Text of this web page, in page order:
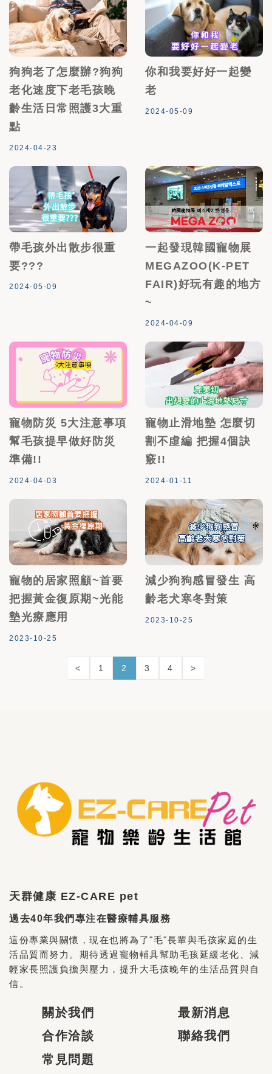
狗狗老了怎麼辦?狗狗
老化速度下老毛孩晚
齡生活日常照護3大重
點
2024-04-23
你和我要好好一起變
老
2024-05-09
帶毛孩外出散步很重
要???
2024-05-09
一起發現韓國寵物展
MEGAZOO(K-PET
FAIR)好玩有趣的地方
~
2024-04-09
寵物防災 5大注意事項
幫毛孩提早做好防災
準備!!
2024-04-03
寵物止滑地墊 怎麼切
割不虛編 把握4個訣
竅!!
2024-01-11
寵物的居家照顧~首要
把握黃金復原期~光能
墊光療應用
2023-10-25
減少狗狗感冒發生 高
齡老犬寒冬對策
2023-10-25
< 1 2 3 4 >
天群健康 EZ-CARE pet
過去40年我們專注在醫療輔具服務
這份專業與關懷，現在也將為了"毛"長輩與毛孩家庭的生
活品質而努力。期待透過寵物輔具幫助毛孩延緩老化、減
輕家長照護負擔與壓力，提升大毛孩晚年的生活品質與自
信。
關於我們
合作洽談
常見問題
最新消息
聯絡我們